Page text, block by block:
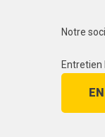
Notre
Entretien